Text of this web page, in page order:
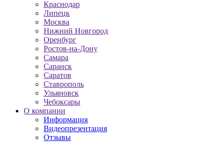
Краснодар
Липецк
Москва
Нижний Новгород
Оренбург
Ростов-на-Дону
Самара
Саранск
Саратов
Ставрополь
Ульяновск
Чебоксары
О компании
Информация
Видеопрезентация
Отзывы